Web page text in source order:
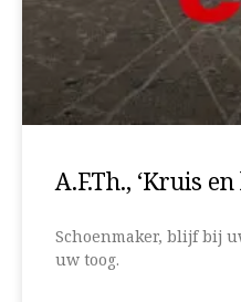
A.F.Th., ‘Kruis
Schoenmaker, blijf bij
uw toog.